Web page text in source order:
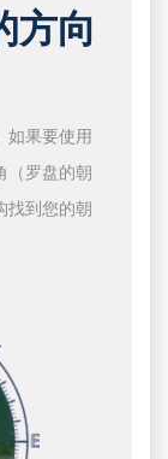
方向
如果要使用
（罗盘的朝
找到您的朝